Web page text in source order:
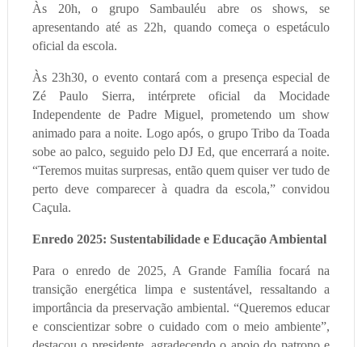
Às 20h, o grupo Sambauléu abre os shows, se
apresentando até as 22h, quando começa o espetáculo
oficial da escola.
Às 23h30, o evento contará com a presença especial de
Zé Paulo Sierra, intérprete oficial da Mocidade
Independente de Padre Miguel, prometendo um show
animado para a noite. Logo após, o grupo Tribo da Toada
sobe ao palco, seguido pelo DJ Ed, que encerrará a noite.
“Teremos muitas surpresas, então quem quiser ver tudo de
perto deve comparecer à quadra da escola,” convidou
Caçula.
Enredo 2025: Sustentabilidade e Educação Ambiental
Para o enredo de 2025, A Grande Família focará na
transição energética limpa e sustentável, ressaltando a
importância da preservação ambiental. “Queremos educar
e conscientizar sobre o cuidado com o meio ambiente”,